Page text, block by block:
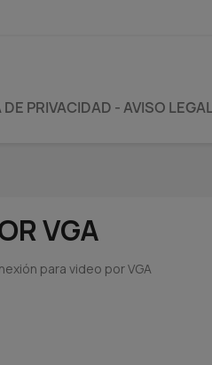
PRIVACIDAD - AVISO
VGA
para video por VGA